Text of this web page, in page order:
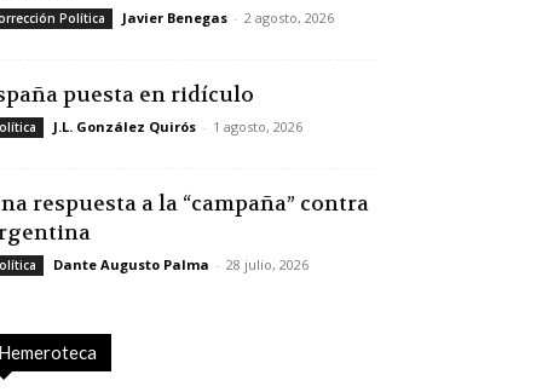
Política Javier Benegas - 2 agosto, 2026
puesta en ridículo
J.L. González Quirós - 1 agosto, 2026
respuesta a la “campaña” contra
Dante Augusto Palma - 28 julio, 2026
Hemeroteca